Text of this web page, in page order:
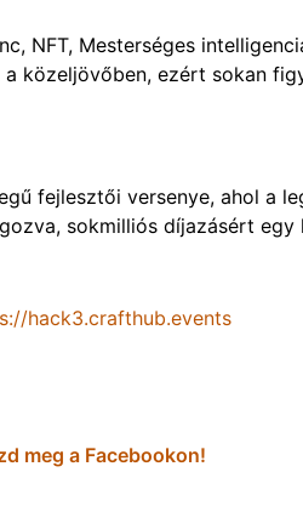
NFT, Mesterséges
közeljövőben, ezért sokan
fejlesztői versenye, ahol a
sokmilliós díjazásért egy
hack3.crafthub.events
meg a Facebookon!